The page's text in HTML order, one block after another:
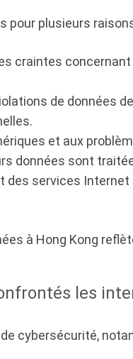
pour plusieurs
craintes
de données
et aux
données sont
des services
à Hong Kong
les
cybersécurité,